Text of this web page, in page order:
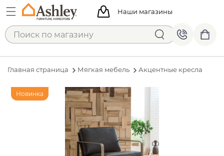
Наши магазины
Главная страница Мягкая мебель Акцентные кресла
Новинка